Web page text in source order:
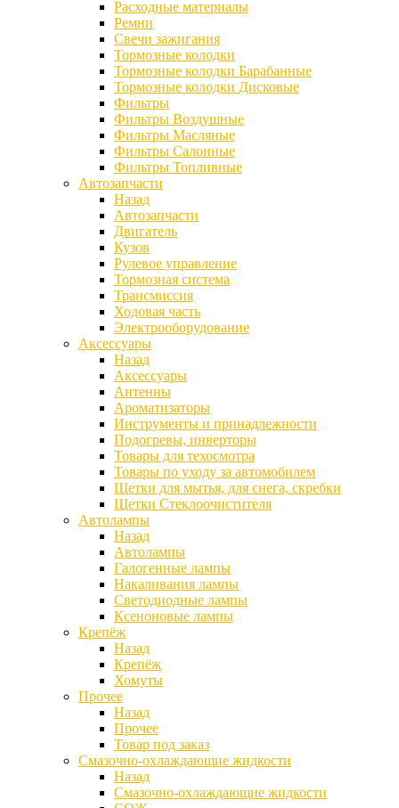
Расходные материалы
Ремни
Свечи зажигания
Тормозные колодки
Тормозные колодки Барабанные
Тормозные колодки Дисковые
Фильтры
Фильтры Воздушные
Фильтры Масляные
Фильтры Салонные
Фильтры Топливные
Автозапчасти
Назад
Автозапчасти
Двигатель
Кузов
Рулевое управление
Тормозная система
Трансмиссия
Ходовая часть
Электрооборудование
Аксессуары
Назад
Аксессуары
Антенны
Ароматизаторы
Инструменты и принадлежности
Подогревы, инверторы
Товары для техосмотра
Товары по уходу за автомобилем
Щетки для мытья, для снега, скребки
Щетки Стеклоочистителя
Автолампы
Назад
Автолампы
Галогенные лампы
Накаливания лампы
Светодиодные лампы
Ксеноновые лампы
Крепёж
Назад
Крепёж
Хомуты
Прочее
Назад
Прочее
Товар под заказ
Смазочно-охлаждающие жидкости
Назад
Смазочно-охлаждающие жидкости